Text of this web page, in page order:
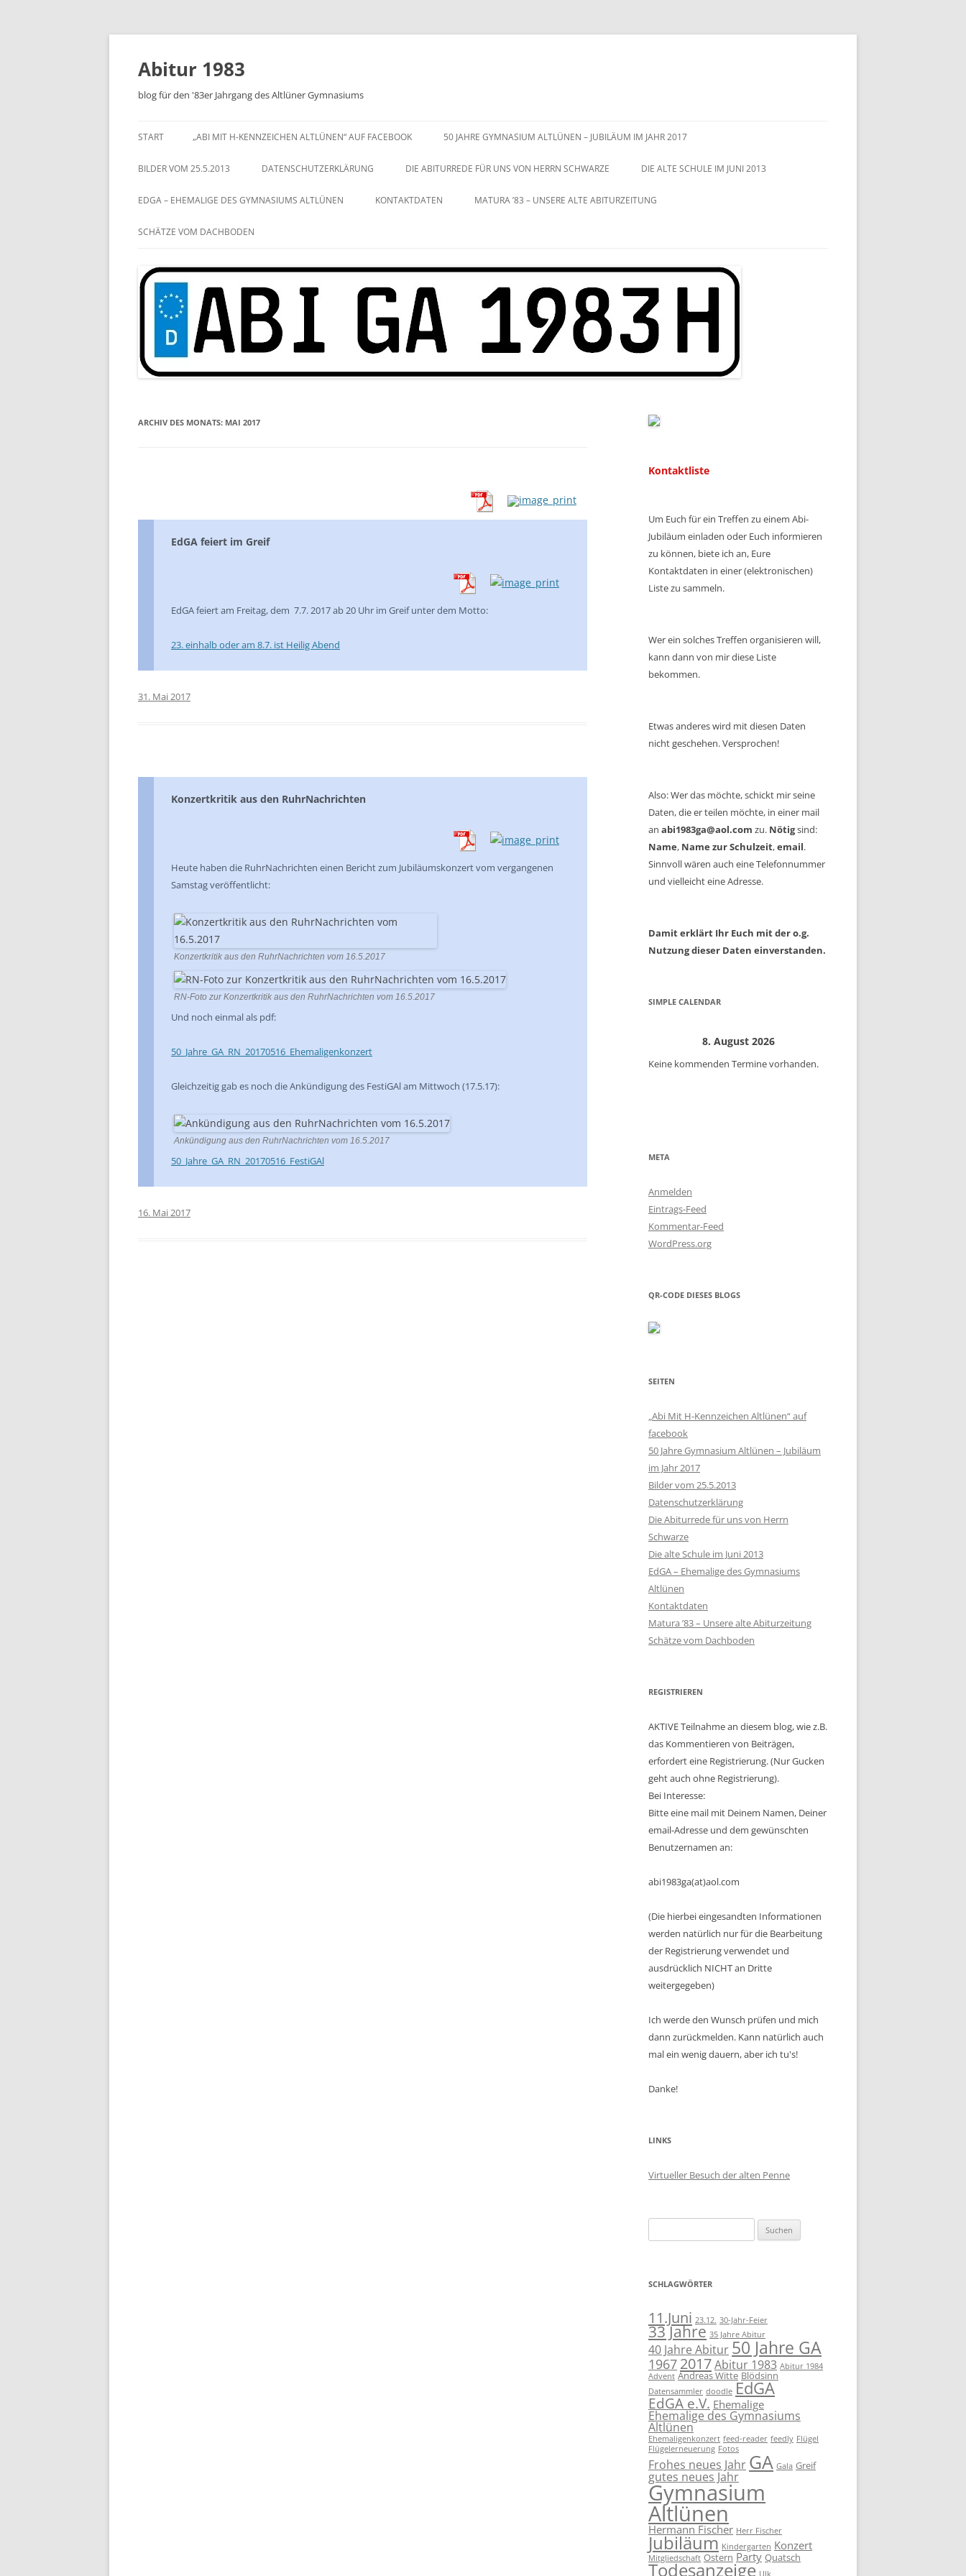
Zum
springen
Abitur 1983
blog für den '83er Jahrgang des Altlüner Gymnasiums
START „ABI MIT H-KENNZEICHEN ALTLÜNEN“ AUF FACEBOOK 50 JAHRE GYMNASIUM ALTLÜNEN – JUBILÄUM IM JAHR 2017
BILDER VOM 25.5.2013 DATENSCHUTZERKLÄRUNG DIE ABITURREDE FÜR UNS VON HERRN SCHWARZE DIE ALTE SCHULE IM JUNI 2013
EDGA – EHEMALIGE DES GYMNASIUMS ALTLÜNEN KONTAKTDATEN MATURA ’83 – UNSERE ALTE ABITURZEITUNG
SCHÄTZE VOM DACHBODEN
ARCHIV DES MONATS: MAI 2017
EdGA feiert im Greif
EdGA feiert am Freitag, dem 7.7. 2017 ab 20 Uhr im Greif unter dem Motto:
23. einhalb oder am 8.7. ist Heilig Abend
31. Mai 2017
Konzertkritik aus den RuhrNachrichten
Heute haben die RuhrNachrichten einen Bericht zum Jubiläumskonzert vom vergangenen
Samstag veröffentlicht:
Konzertkritik aus den RuhrNachrichten vom 16.5.2017
RN-Foto zur Konzertkritik aus den RuhrNachrichten vom 16.5.2017
Und noch einmal als pdf:
50_Jahre_GA_RN_20170516_Ehemaligenkonzert
Gleichzeitig gab es noch die Ankündigung des FestiGAl am Mittwoch (17.5.17):
Ankündigung aus den RuhrNachrichten vom 16.5.2017
50_Jahre_GA_RN_20170516_FestiGAl
16. Mai 2017
Kontaktliste
Um Euch für ein Treffen zu einem Abi-
Jubiläum einladen oder Euch informieren
zu können, biete ich an, Eure
Kontaktdaten in einer (elektronischen)
Liste zu sammeln.
Wer ein solches Treffen organisieren will,
kann dann von mir diese Liste
bekommen.
Etwas anderes wird mit diesen Daten
nicht geschehen. Versprochen!
Also: Wer das möchte, schickt mir seine
Daten, die er teilen möchte, in einer mail
an abi1983ga@aol.com zu. Nötigsind:
Name, Name zur Schulzeit,email.
Sinnvoll wären auch eine Telefonnummer
und vielleicht eine Adresse.
Damit erklärt Ihr Euch mit der o.g.
Nutzung dieser Daten einverstanden.
SIMPLE CALENDAR
8. August 2026
Keine kommenden Termine vorhanden.
META
Anmelden
Eintrags-Feed
Kommentar-Feed
WordPress.org
QR-CODE DIESES BLOGS
SEITEN
„Abi Mit H-Kennzeichen Altlünen“ auf
facebook
50 Jahre Gymnasium Altlünen – Jubiläum
im Jahr 2017
Bilder vom 25.5.2013
Datenschutzerklärung
Die Abiturrede für uns von Herrn
Schwarze
Die alte Schule im Juni 2013
EdGA – Ehemalige des Gymnasiums
Altlünen
Kontaktdaten
Matura ’83 – Unsere alte Abiturzeitung
Schätze vom Dachboden
REGISTRIEREN
AKTIVE Teilnahme an diesem blog, wie z.B.
das Kommentieren von Beiträgen,
erfordert eine Registrierung. (Nur Gucken
geht auch ohne Registrierung).
Bei Interesse:
Bitte eine mail mit Deinem Namen, Deiner
email-Adresse und dem gewünschten
Benutzernamen an:
abi1983ga(at)aol.com
(Die hierbei eingesandten Informationen
werden natürlich nur für die Bearbeitung
der Registrierung verwendet und
ausdrücklich NICHT an Dritte
weitergegeben)
Ich werde den Wunsch prüfen und mich
dann zurückmelden. Kann natürlich auch
mal ein wenig dauern, aber ich tu's!
Danke!
LINKS
Virtueller Besuch der alten Penne
nach:
SCHLAGWÖRTER
11.Juni 23.12. 30-Jahr-Feier
33 Jahre 35 Jahre Abitur
40 Jahre Abitur 50 Jahre GA
1967 2017Abitur 1983 Abitur 1984
Advent Andreas Witte Blödsinn
Datensammler doodle EdGA
EdGA e.V. Ehemalige
Ehemalige des Gymnasiums
Altlünen
Ehemaligenkonzert feed-reader feedly Flügel
Flügelerneuerung Fotos
Frohes neues Jahr GA Gala Greif
gutes neues Jahr
Gymnasium
Altlünen
Hermann Fischer Herr Fischer
Jubiläum Kindergarten Konzert
Mitgliedschaft Ostern Party Quatsch
Todesanzeige Ulk